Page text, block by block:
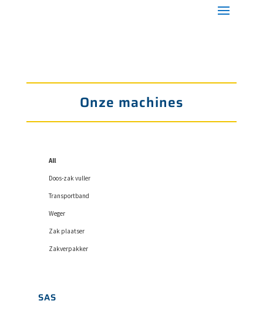
Onze machines
All
Doos-zak vuller
Transportband
Weger
Zak plaatser
Zakverpakker
SAS